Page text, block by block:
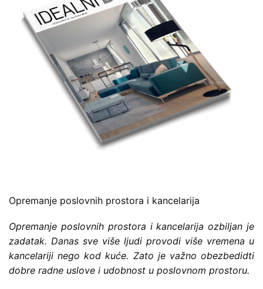
Opremanje poslovnih prostora i kancelarija
Opremanje poslovnih prostora i kancelarija ozbiljan je
zadatak. Danas sve više ljudi provodi više vremena u
kancelariji nego kod kuće. Zato je važno obezbedidti
dobre radne uslove i udobnost u poslovnom prostoru.